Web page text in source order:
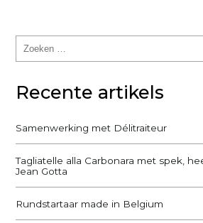
Recente artikels
Samenwerking met Délitraiteur
Tagliatelle alla Carbonara met spek,
Jean Gotta
Rundstartaar made in Belgium